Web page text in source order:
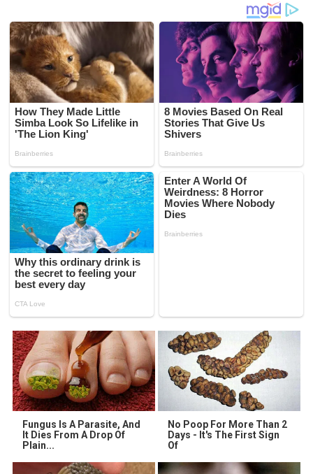
Fungus Is A Parasite, And
It Dies From A Drop Of
Plain...
No Poop For More Than 2
Days - It's The First Sign
Of